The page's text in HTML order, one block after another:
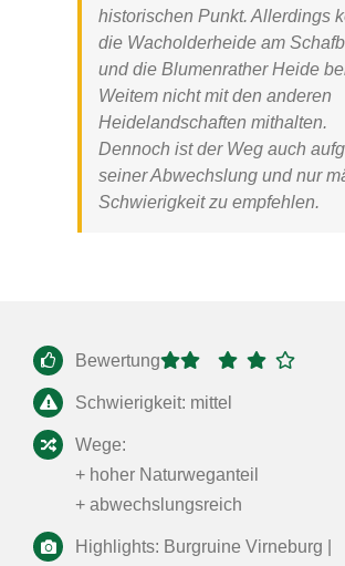
historischen Punkt. Allerdings
die Wacholderheide am
und die Blumenrather Heide
Weitem nicht mit den anderen
Heidelandschaften mithalten.
Dennoch ist der Weg auch
seiner Abwechslung und nur
Schwierigkeit zu empfehlen.
Bewertung
Schwierigkeit: mittel
Wege:
+ hoher Naturweganteil
+ abwechslungsreich
Highlights: Burgruine Virneburg |